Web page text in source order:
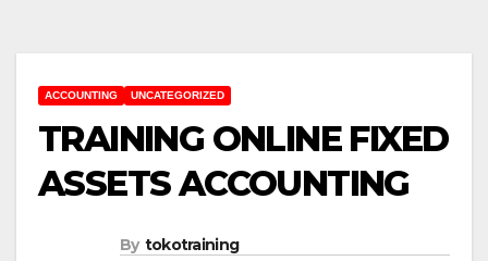
ACCOUNTING UNCATEGORIZED
TRAINING ONLINE FIXED
ASSETS ACCOUNTING
By tokotraining